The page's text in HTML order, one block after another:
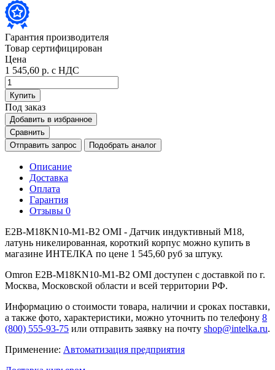
Гарантия производителя
Товар сертифицирован
Цена
1 545,60 р. с НДС
Купить
Под заказ
Добавить в избранное
Сравнить
Отправить запрос
Подобрать аналог
Описание
Доставка
Оплата
Гарантия
Отзывы 0
E2B-M18KN10-M1-B2 OMI - Датчик индуктивный M18,
латунь никелированная, короткий корпус можно купить в
магазине ИНТЕЛКА по цене 1 545,60 руб за штуку.
Omron E2B-M18KN10-M1-B2 OMI доступен с доставкой по г.
Москва, Московской области и всей территории РФ.
Информацию о стоимости товара, наличии и сроках поставки,
а также фото, характеристики, можно уточнить по телефону 8
(800) 555-93-75 или отправить заявку на почту shop@intelka.ru.
Применение: Автоматизация предприятия